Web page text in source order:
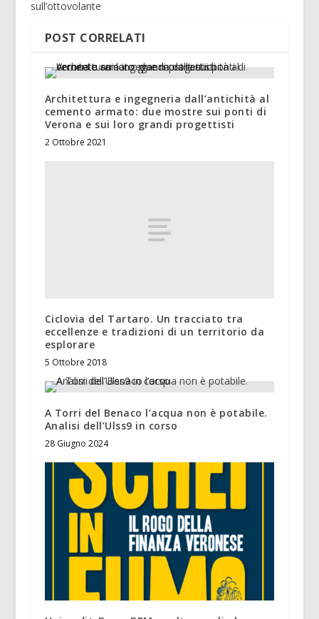
sull’ottovolante
POST CORRELATI
Architettura e ingegneria dall’antichità al
cemento armato: due mostre sui ponti di
Verona e sui loro grandi progettisti
2 Ottobre 2021
Ciclovia del Tartaro. Un tracciato tra
eccellenze e tradizioni di un territorio da
esplorare
5 Ottobre 2018
A Torri del Benaco l’acqua non è potabile.
Analisi dell’Ulss9 in corso
28 Giugno 2024